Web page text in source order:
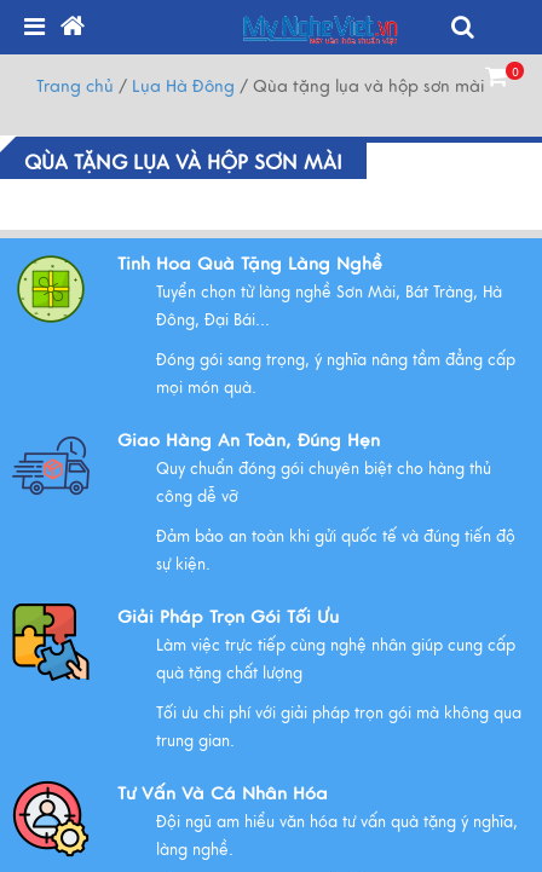
0
Trang chủ / Lụa Hà Đông / Qùa tặng lụa và hộp sơn mài
QÙA TẶNG LỤA VÀ HỘP SƠN MÀI
Tinh Hoa Quà Tặng Làng Nghề
Tuyển chọn từ làng nghề Sơn Mài, Bát Tràng, Hà
Đông, Đại Bái...
Đóng gói sang trọng, ý nghĩa nâng tầm đẳng cấp
mọi món quà.
Giao Hàng An Toàn, Đúng Hẹn
Quy chuẩn đóng gói chuyên biệt cho hàng thủ
công dễ vỡ
Đảm bảo an toàn khi gửi quốc tế và đúng tiến độ
sự kiện.
Giải Pháp Trọn Gói Tối Ưu
Làm việc trực tiếp cùng nghệ nhân giúp cung cấp
quà tặng chất lượng
Tối ưu chi phí với giải pháp trọn gói mà không qua
trung gian.
Tư Vấn Và Cá Nhân Hóa
Đội ngũ am hiểu văn hóa tư vấn quà tặng ý nghĩa,
làng nghề.